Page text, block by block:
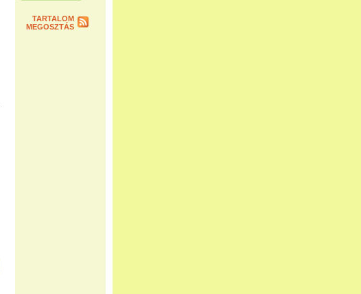
TARTALOM
MEGOSZTÁS